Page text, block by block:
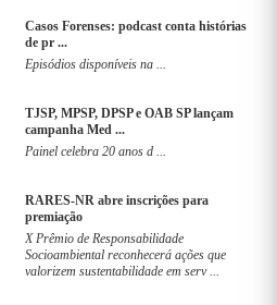
Casos Forenses: podcast conta histórias
de pr ...
Episódios disponíveis na ...
TJSP, MPSP, DPSP e OAB SP lançam
campanha Med ...
Painel celebra 20 anos d ...
RARES-NR abre inscrições para
premiação
X Prêmio de Responsabilidade
Socioambiental reconhecerá ações que
valorizem sustentabilidade em serv ...